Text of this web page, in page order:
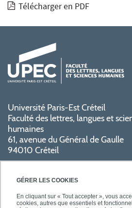
GÉRER LES COOKIES
En cliquant sur « Tout accepter », vous
cookies, autres que essentiels et
Télécharger en PDF
Université Paris-Est Créteil
Faculté des lettres, langues et
humaines
61, avenue du Général de Gaulle
94010 Créteil
PRATIQUE